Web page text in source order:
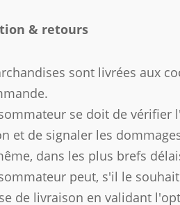
& retours
sont livrées aux
se doit de
et de signaler les
dans les plus brefs
peut, s'il le
de livraison en validant